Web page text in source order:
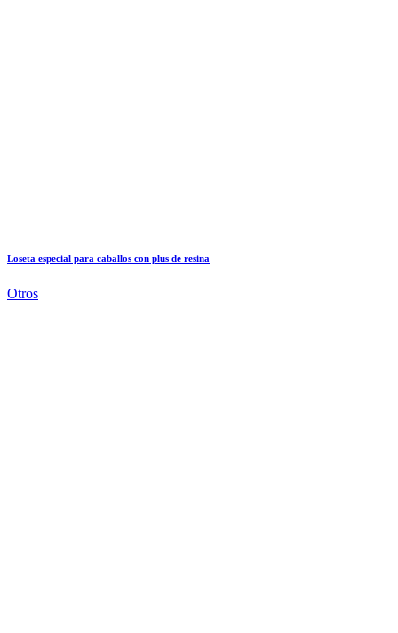
Loseta especial para caballos con plus de resina
Otros